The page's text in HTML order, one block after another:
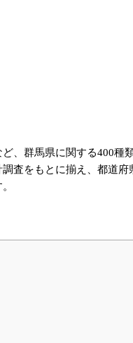
、群馬県に関する400種
査をもとに揃え、都道